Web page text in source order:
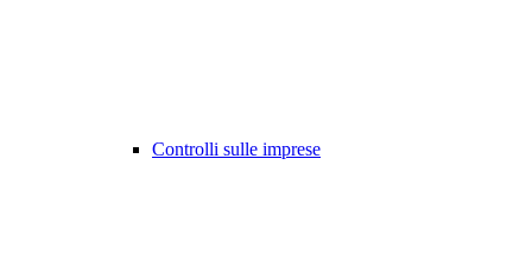
Controlli sulle imprese